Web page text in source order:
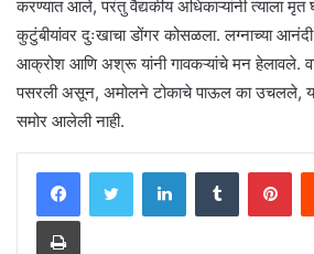
करण्यात आले, परंतु वैद्यकीय अधिकाऱ्यांनी त्याला
कुटुंबीयांवर दुःखाचा डोंगर कोसळला. लग्नाच्या आनंदी
आक्रोश आणि अश्रू यांनी गावकऱ्यांचे मन हेलावले.
पसरली असून, अमोलने टोकाचे पाऊल का उचलले,
समोर आलेली नाही.
LinkedInTumblr
Print